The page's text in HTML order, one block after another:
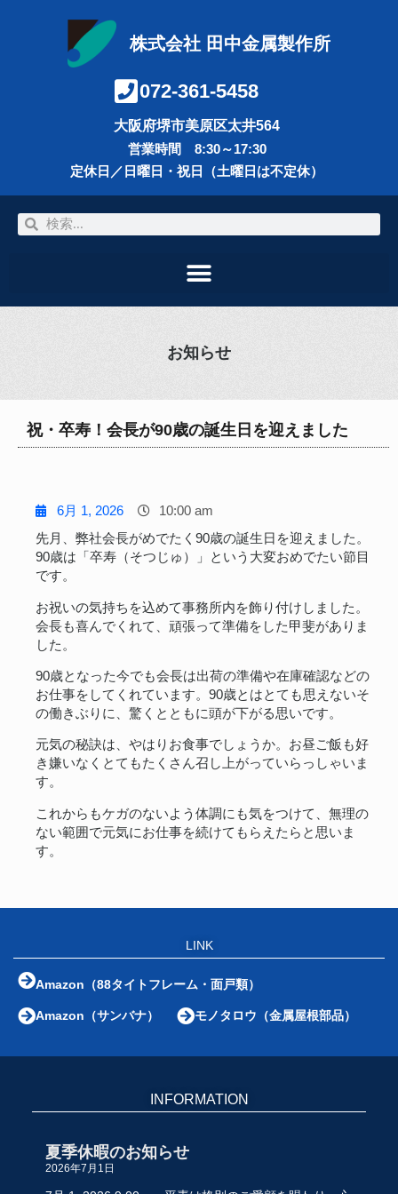
株式会社 田中金属製作所
072-361-5458
大阪府堺市美原区太井564
営業時間 8:30～17:30
定休日／日曜日・祝日（土曜日は不定休）
お知らせ
祝・卒寿！会長が90歳の誕生日を迎えました
6月 1, 2026
10:00 am
先月、弊社会長がめでたく90歳の誕生日を迎えました。
90歳は「卒寿（そつじゅ）」という大変おめでたい節目
です。
お祝いの気持ちを込めて事務所内を飾り付けしました。
会長も喜んでくれて、頑張って準備をした甲斐がありま
した。
90歳となった今でも会長は出荷の準備や在庫確認などの
お仕事をしてくれています。90歳とはとても思えないそ
の働きぶりに、驚くとともに頭が下がる思いです。
元気の秘訣は、やはりお食事でしょうか。お昼ご飯も好
き嫌いなくとてもたくさん召し上がっていらっしゃいま
す。
これからもケガのないよう体調にも気をつけて、無理の
ない範囲で元気にお仕事を続けてもらえたらと思いま
す。
LINK
Amazon（88タイトフレーム・面戸類）
Amazon（サンバナ） モノタロウ（金属屋根部品）
INFORMATION
夏季休暇のお知らせ
2026年7月1日